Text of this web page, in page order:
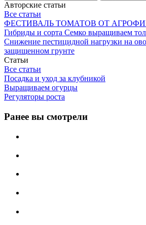
Авторские статьи
Все статьи
ФЕСТИВАЛЬ ТОМАТОВ ОТ
Гибриды и сорта Семко выращиваем
Снижение пестицидной нагрузки на
защищенном грунте
Статьи
Все статьи
Посадка и уход за клубникой
Выращиваем огурцы
Регуляторы роста
Ранее вы смотрели